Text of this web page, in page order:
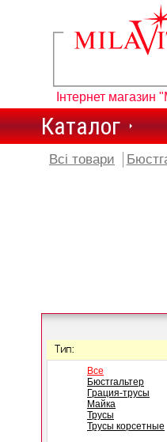
Інтернет магазин
Каталог
Всі товари
Тип:
Все
Бюстгальтер
Грация-трусы
Майка
Трусы
Трусы корсетные